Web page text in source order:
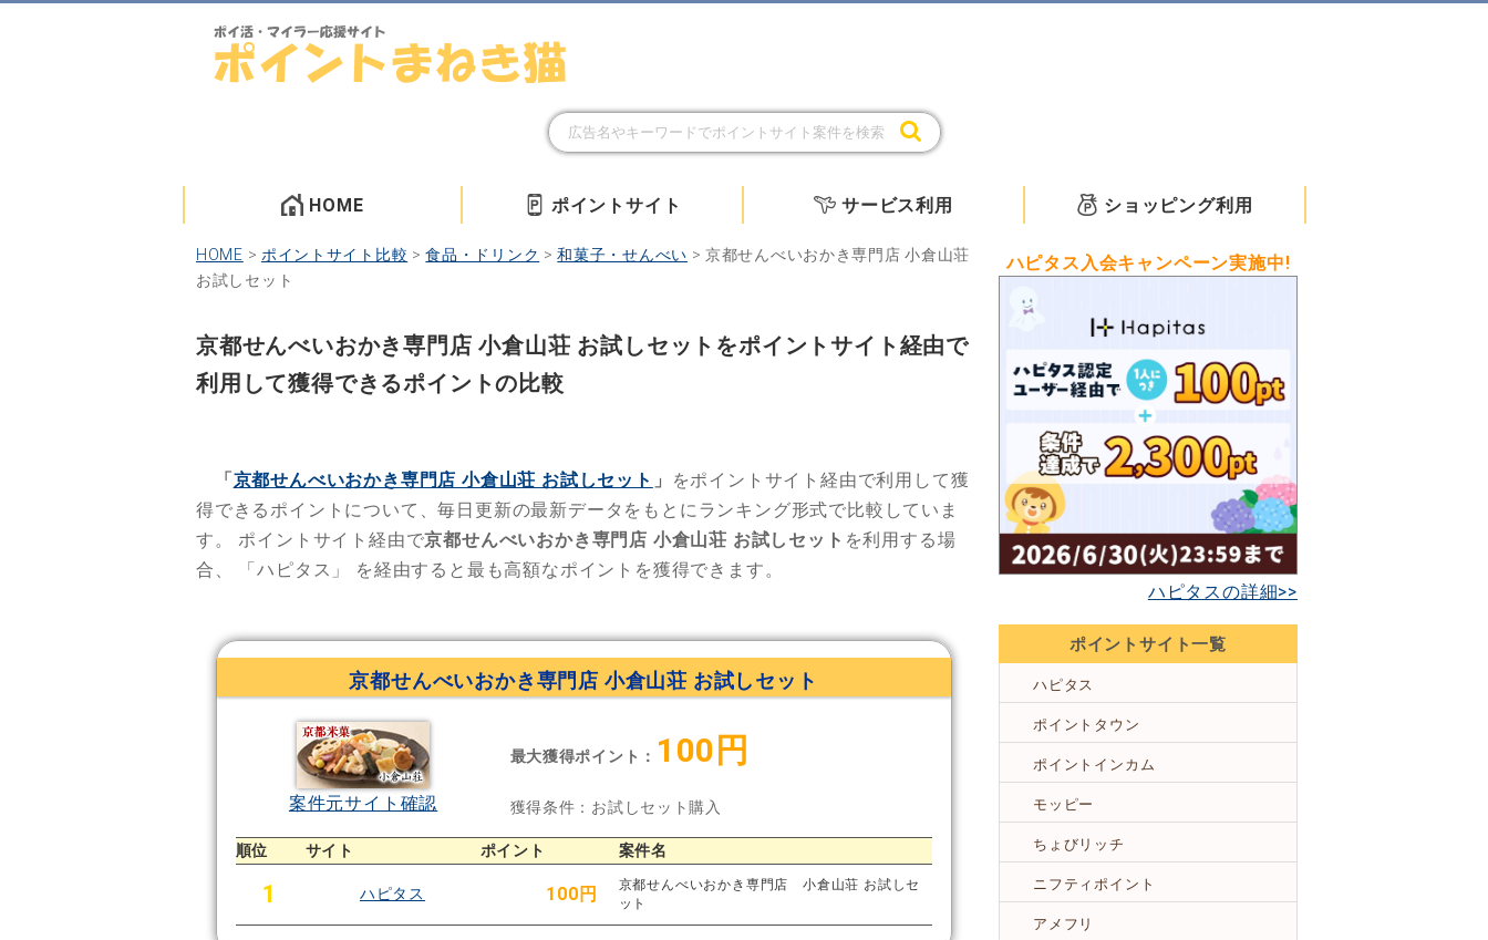
HOME ポイントサイト サービス利用 ショッピング利用
HOME > ポイントサイト比較 >食品・ドリンク >和菓子・せんべい >京都せんべいおかき専門店 小倉山荘
お試しセット
京都せんべいおかき専門店 小倉山荘 お試しセットをポイントサイト経由で
利用して獲得できるポイントの比較
「京都せんべいおかき専門店 小倉山荘 お試しセット 」
をポイントサイト経由で利用して獲
得できるポイントについて、毎日更新の最新データをもとにランキング形式で比較していま
す。 ポイントサイト経由で京都せんべいおかき専門店 小倉山荘 お試しセット を利用する場
合、
「ハピタス」 を経由すると最も高額なポイントを獲得できます。
京都せんべいおかき専門店 小倉山荘 お試しセット
案件元サイト確認
最大獲得ポイント： 100円
獲得条件：お試しセット購入
順位 サイト ポイント 案件名
1 ハピタス 100円
京都せんべいおかき専門店 小倉山荘 お試しセ
ット
ハピタス入会キャンペーン実施中!
ハピタスの詳細>>
ポイントサイト一覧
ハピタス
ポイントタウン
ポイントインカム
モッピー
ちょびリッチ
ニフティポイント
アメフリ